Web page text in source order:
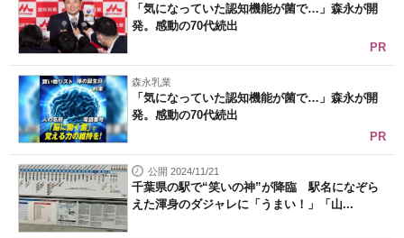
「気になっていた認知機能が菌で…」森永が開
発。感動の70代続出
PR
森永乳業
「気になっていた認知機能が菌で…」森永が開
発。感動の70代続出
PR
公開 2024/11/21
千葉県の駅で“笑いの神”が降臨 駅名になぞら
えた渾身のダジャレに「うまい！」「山...